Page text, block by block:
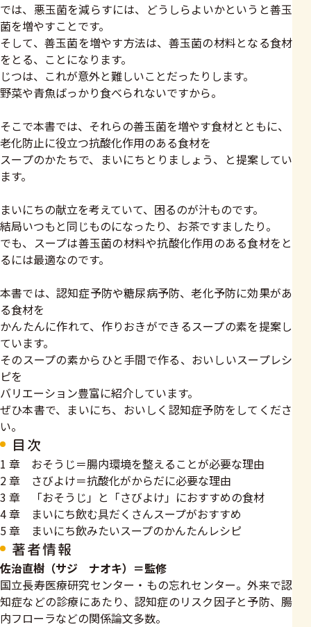
では、悪玉菌を減らすには、どうしらよいかというと善玉
菌を増やすことです。
そして、善玉菌を増やす方法は、善玉菌の材料となる食材
をとる、ことになります。
じつは、これが意外と難しいことだったりします。
野菜や青魚ばっかり食べられないですから。
そこで本書では、それらの善玉菌を増やす食材とともに、
老化防止に役立つ抗酸化作用のある食材を
スープのかたちで、まいにちとりましょう、と提案してい
ます。
まいにちの献立を考えていて、困るのが汁ものです。
結局いつもと同じものになったり、お茶ですましたり。
でも、スープは善玉菌の材料や抗酸化作用のある食材をと
るには最適なのです。
本書では、認知症予防や糖尿病予防、老化予防に効果があ
る食材を
かんたんに作れて、作りおきができるスープの素を提案し
ています。
そのスープの素からひと手間で作る、おいしいスープレシ
ピを
バリエーション豊富に紹介しています。
ぜひ本書で、まいにち、おいしく認知症予防をしてくださ
い。
目次
1 章 おそうじ＝腸内環境を整えることが必要な理由
2 章 さびよけ＝抗酸化がからだに必要な理由
3 章 「おそうじ」と「さびよけ」におすすめの食材
4 章 まいにち飲む具だくさんスープがおすすめ
5 章 まいにち飲みたいスープのかんたんレシピ
著者情報
佐治直樹（サジ ナオキ）＝監修
国立長寿医療研究センター・もの忘れセンター。外来で認
知症などの診療にあたり、認知症のリスク因子と予防、腸
内フローラなどの関係論文多数。